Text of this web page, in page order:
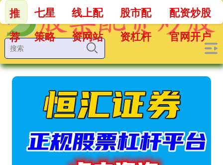
推
荐
七星
策略
线上配
资网站
股市配
资杠杆
配资炒股
官网开户